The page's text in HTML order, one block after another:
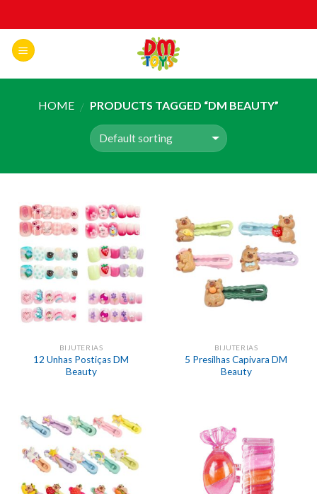
to
content
HOME / PRODUCTS TAGGED “DM BEAUTY”
BIJUTERIAS
12 Unhas Postiças DM
Beauty
BIJUTERIAS
5 Presilhas Capivara DM
Beauty